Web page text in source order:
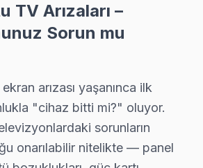
TV Arızaları –
Sorun mu
arızası yaşanınca ilk
"cihaz bitti mi?" oluyor.
sorunların
onarılabilir nitelikte — panel